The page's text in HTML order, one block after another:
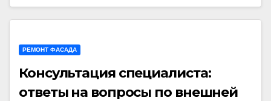
РЕМОНТ ФАСАДА
Консультация специалиста:
ответы на вопросы по внешней